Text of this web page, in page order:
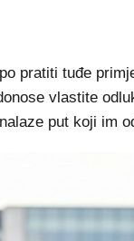
pratiti tuđe
vlastite
put koji im